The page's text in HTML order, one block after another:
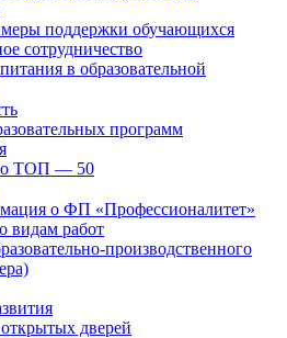
поддержки обучающихся
сотрудничество
в образовательной
программ
ТОП — 50
о ФП «Профессионалитет»
видам работ
производственного
дверей